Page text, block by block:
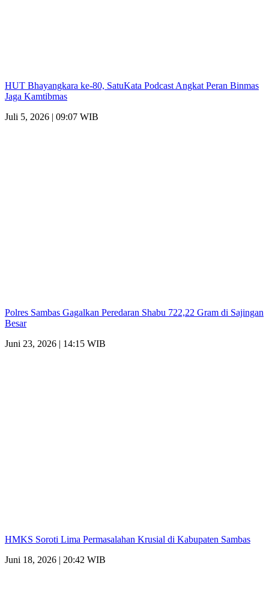
HUT Bhayangkara ke-80, SatuKata Podcast Angkat Peran Binmas
Jaga Kamtibmas
Juli 5, 2026 | 09:07 WIB
Polres Sambas Gagalkan Peredaran Shabu 722,22 Gram di Sajingan
Besar
Juni 23, 2026 | 14:15 WIB
HMKS Soroti Lima Permasalahan Krusial di Kabupaten Sambas
Juni 18, 2026 | 20:42 WIB